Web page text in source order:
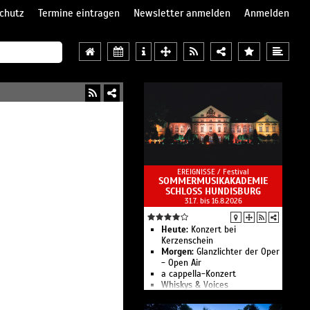
Termine eintragen Newsletter anmelden
Anmelden
EREIGNISSE / Festival
SOMMERMUSIKAKADEMIE
SCHLOSS HUNDISBURG
31.7. bis 16.8.2026
Heute: Konzert bei
Kerzenschein
Morgen: Glanzlichter der Oper
- Open Air
a cappella-Konzert
Whiskys & Voices
Mittagsmusik III